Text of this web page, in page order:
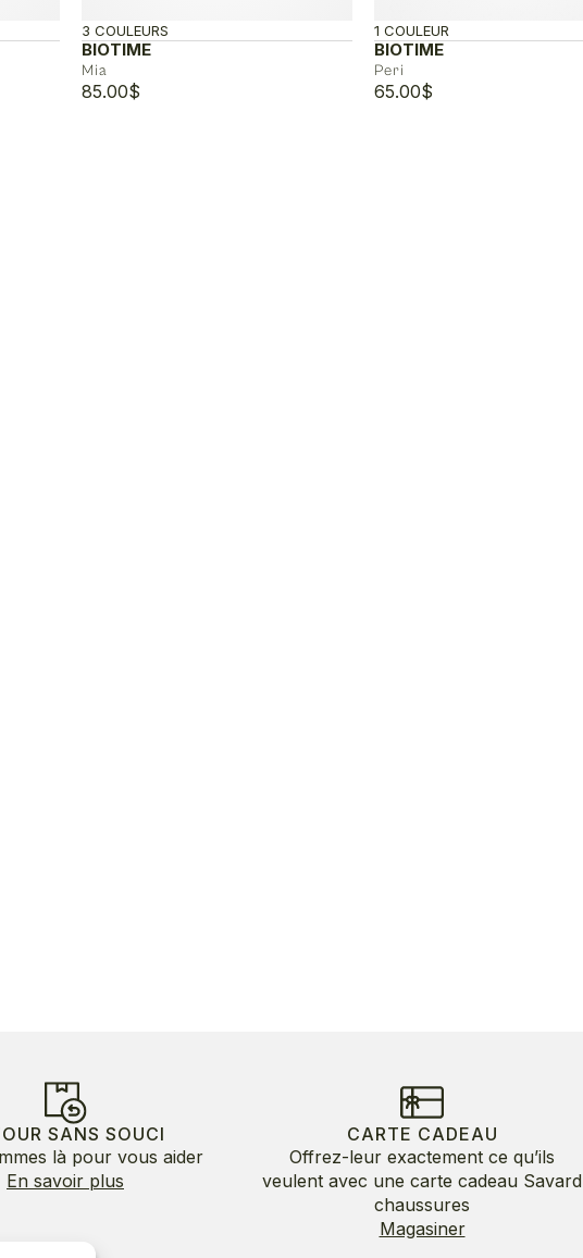
BIOTIME
Mia
3 COULEURS
85.00$
BIOTIME
Peri
1 COULEUR
65.00$
SANS SOUCI
là pour vous aider
En savoir plus
CARTE CADEAU
Offrez-leur exactement ce qu’ils
veulent avec une carte cadeau Savard
chaussures
Magasiner